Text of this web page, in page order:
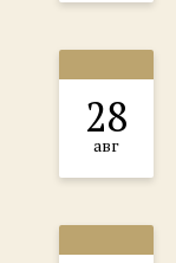
28
авг